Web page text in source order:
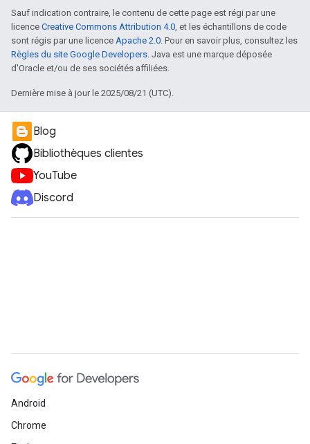
Sauf indication contraire, le contenu de cette page est régi par une
licence Creative Commons Attribution 4.0, et les échantillons de code
sont régis par une licence Apache 2.0. Pour en savoir plus, consultez les
Règles du site Google Developers. Java est une marque déposée
d'Oracle et/ou de ses sociétés affiliées.
Dernière mise à jour le 2025/08/21 (UTC).
Blog
Bibliothèques clientes
YouTube
Discord
Android
Chrome